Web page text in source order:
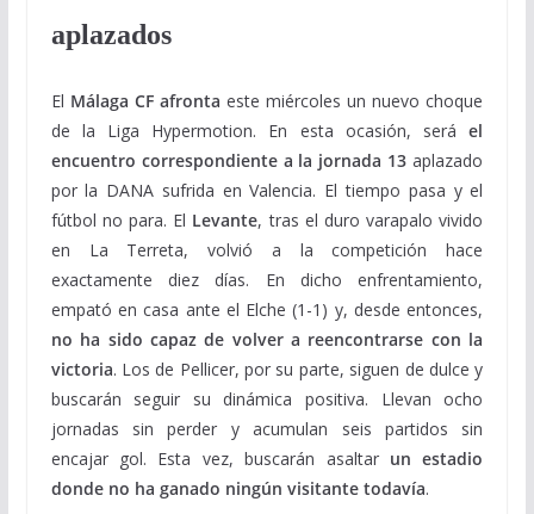
aplazados
El Málaga CF afronta este miércoles un nuevo choque
de la Liga Hypermotion. En esta ocasión, seráel
encuentro correspondiente a la jornada 13 aplazado
por la DANA sufrida en Valencia. El tiempo pasa y el
fútbol no para. El Levante, tras el duro varapalo vivido
en La Terreta, volvió a la competición hace
exactamente diez días. En dicho enfrentamiento,
empató en casa ante el Elche (1-1) y, desde entonces,
no ha sido capaz de volver a reencontrarse con la
victoria. Los de Pellicer, por su parte, siguen de dulce y
buscarán seguir su dinámica positiva. Llevan ocho
jornadas sin perder y acumulan seis partidos sin
encajar gol. Esta vez, buscarán asaltar un estadio
donde no ha ganado ningún visitante todavía.